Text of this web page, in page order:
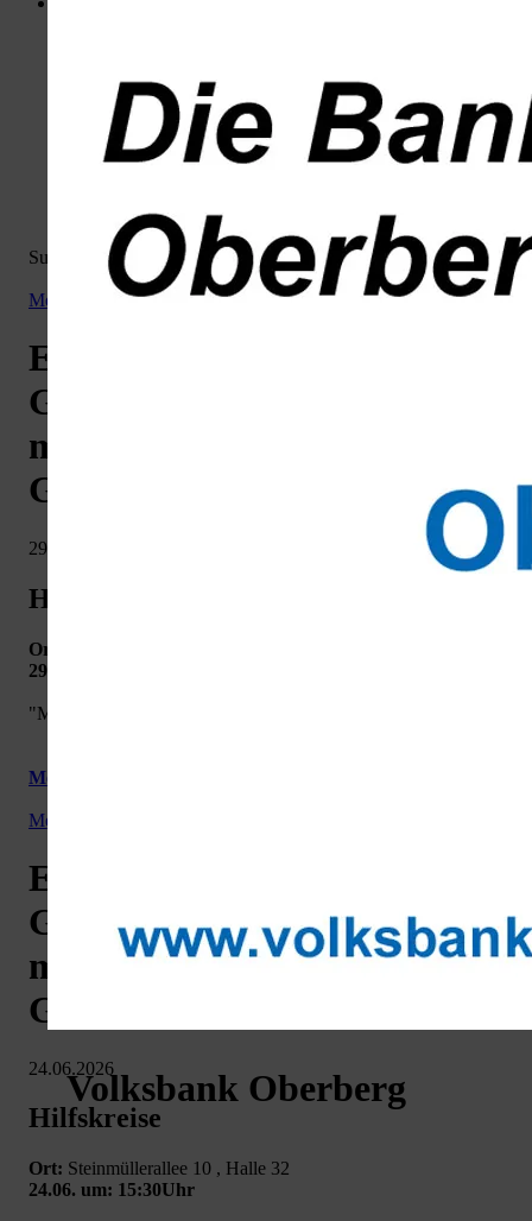
Volksbank Oberberg
Wiehler Wasser Welt
Busbahnhof
Volksbank
Weiherplatz
Kontakt
Suchergebnis: 0 - 30
von 71 | für Suche 'Hilfskreise
Menü: gummersbach.de Veranstaltungen
EinfachMalSingenChor in
Gummersbach für Menschen
mit und ohne Demenz
Gummersbach
29.07.2026
Hilfskreise
Ort:
29.07. um: 15:30Uhr
"Musik berührt und beschwingt die Seele! "
Mehr Informationen >>>
Menü:
EinfachMalSingenChor in
Gummersbach für Menschen
mit und ohne Demenz
Gummersbach
24.06.2026
Hilfskreise
Ort: Steinmüllerallee 10 , Halle 32
24.06. um: 15:30Uhr